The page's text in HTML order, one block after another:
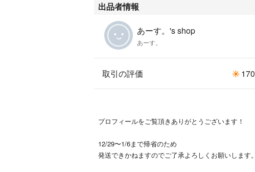
出品者情報
あーす。's shop
あーす。
取引の評価 170
プロフィールをご覧頂きありがとうございます！
12/29〜1/6まで帰省のため
発送できかねますのでご了承よろしくお願いします。